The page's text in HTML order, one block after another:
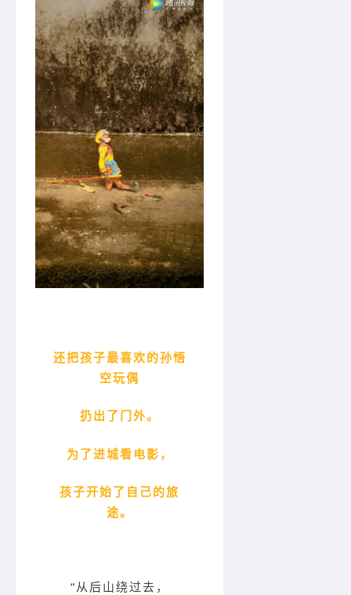
还把孩子最喜欢的孙悟
空玩偶
扔出了门外。
为了进城看电影，
孩子开始了自己的旅
途。
“从后山绕过去，